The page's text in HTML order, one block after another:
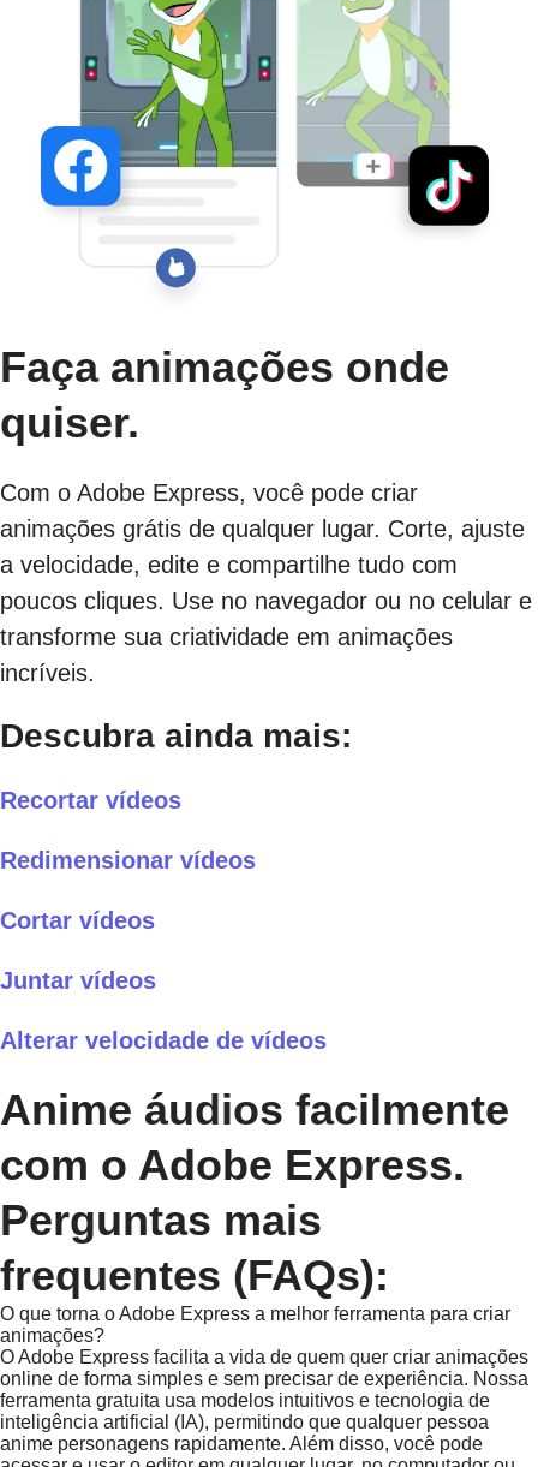
Faça animações onde
quiser.
Com o Adobe Express, você pode criar
animações grátis de qualquer lugar. Corte, ajuste
a velocidade, edite e compartilhe tudo com
poucos cliques. Use no navegador ou no celular e
transforme sua criatividade em animações
incríveis.
Descubra ainda mais:
Recortar vídeos
Redimensionar vídeos
Cortar vídeos
Juntar vídeos
Alterar velocidade de vídeos
Anime áudios facilmente
com o Adobe Express.
Perguntas mais
frequentes (FAQs):
O que torna o Adobe Express a melhor ferramenta para criar
animações?
O Adobe Express facilita a vida de quem quer criar animações
online de forma simples e sem precisar de experiência. Nossa
ferramenta gratuita usa modelos intuitivos e tecnologia de
inteligência artificial (IA), permitindo que qualquer pessoa
anime personagens rapidamente. Além disso, você pode